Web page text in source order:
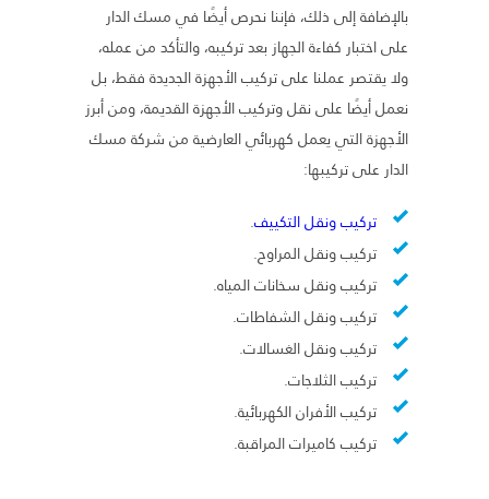
بالإضافة إلى ذلك، فإننا نحرص أيضًا في مسك الدار
على اختبار كفاءة الجهاز بعد تركيبه، والتأكد من عمله،
ولا يقتصر عملنا على تركيب الأجهزة الجديدة فقط، بل
نعمل أيضًا على نقل وتركيب الأجهزة القديمة، ومن أبرز
الأجهزة التي يعمل كهربائي العارضية من شركة مسك
الدار على تركيبها:
تركيب ونقل التكييف.
تركيب ونقل المراوح.
تركيب ونقل سخانات المياه.
تركيب ونقل الشفاطات.
تركيب ونقل الغسالات.
تركيب الثلاجات.
تركيب الأفران الكهربائية.
تركيب كاميرات المراقبة.